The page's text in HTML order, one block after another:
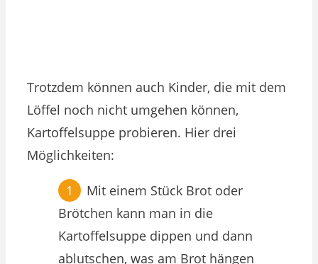
Trotzdem können auch Kinder, die mit dem
Löffel noch nicht umgehen können,
Kartoffelsuppe probieren. Hier drei
Möglichkeiten:
Mit einem Stück Brot oder
Brötchen kann man in die
Kartoffelsuppe dippen und dann
ablutschen, was am Brot hängen